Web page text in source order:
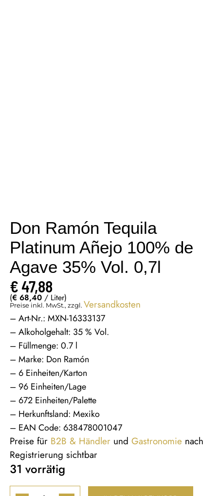
Don Ramón Tequila
Platinum Añejo 100% de
Agave 35% Vol. 0,7l
€47,88
(€ 68,40 / Liter)
Preise inkl. MwSt., zzgl. Versandkosten
– Art-Nr.: MXN-16333137
– Alkoholgehalt: 35 % Vol.
– Füllmenge: 0.7 l
– Marke: Don Ramón
– 6 Einheiten/Karton
– 96 Einheiten/Lage
– 672 Einheiten/Palette
– Herkunftsland: Mexiko
– EAN Code: 638478001047
Preise für B2B & Händler und Gastronomie nach
Registrierung sichtbar
31 vorrätig